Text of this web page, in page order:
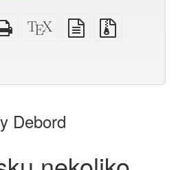
Potpuni
HTML
XeLaTex
izvor
izvor
Debord